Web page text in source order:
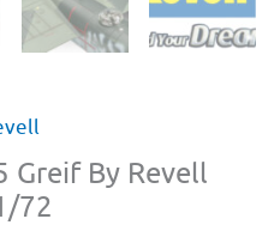
Greif By Revell
72